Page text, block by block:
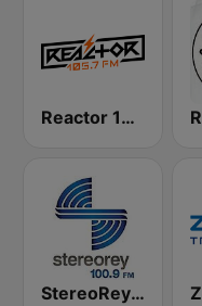
Reactor 105.7 FM
StereoRey 100.9 FM